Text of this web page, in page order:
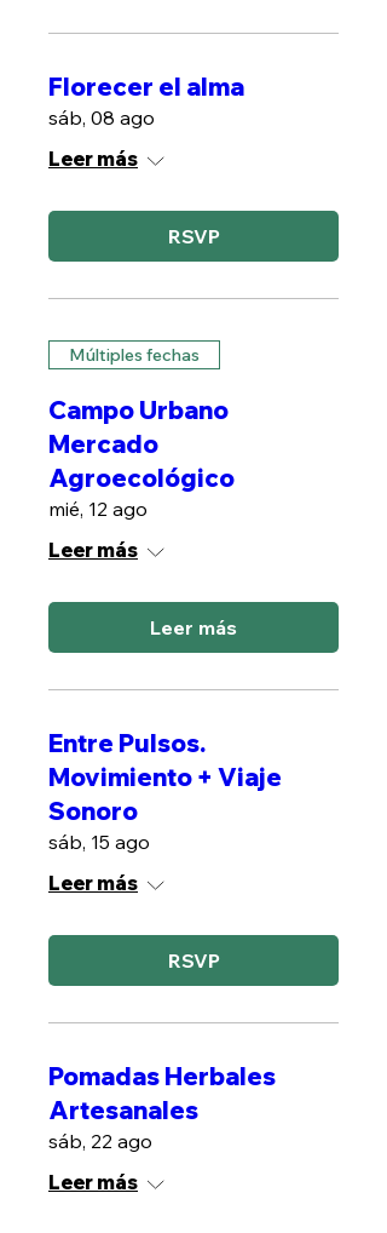
Florecer el alma
sáb, 08 ago
Leer más
RSVP
Múltiples fechas
Campo Urbano
Mercado
Agroecológico
mié, 12 ago
Leer más
Leer más
Entre Pulsos.
Movimiento + Viaje
Sonoro
sáb, 15 ago
Leer más
RSVP
Pomadas Herbales
Artesanales
sáb, 22 ago
Leer más